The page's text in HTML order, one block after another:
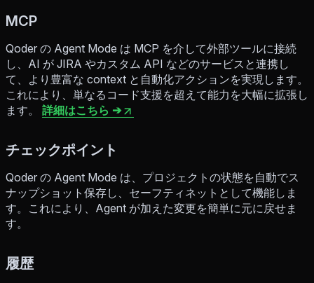
MCP
Qoder の Agent Mode は MCP を介して外部ツールに接続
し、AI が JIRA やカスタム API などのサービスと連携し
て、より豊富な context と自動化アクションを実現します。
これにより、単なるコード支援を超えて能力を大幅に拡張し
ます。 詳細はこちら ➔
チェックポイント
Qoder の Agent Mode は、プロジェクトの状態を自動でス
ナップショット保存し、セーフティネットとして機能しま
す。これにより、Agent が加えた変更を簡単に元に戻せま
す。
履歴